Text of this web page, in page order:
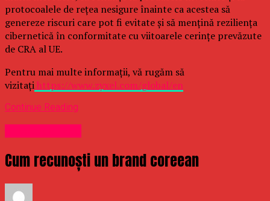
protocoalele de rețea nesigure înainte ca acestea să
genereze riscuri care pot fi evitate și să mențină reziliența
cibernetică în conformitate cu viitoarele cerințe prevăzute
de CRA al UE.
Pentru mai multe informații, vă rugăm să
vizitațihttps://www.zyxel.com/global/en
Continue Reading
Cum recunoști un brand coreean